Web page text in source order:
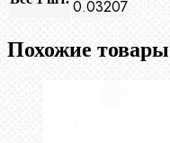
0.03207
Похожие товары